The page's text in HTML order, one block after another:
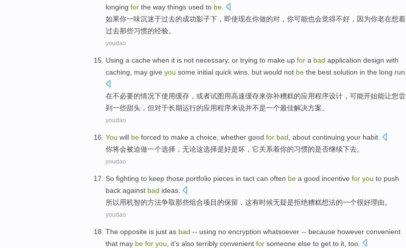
longing for the way things used to be.
如果你一味沉迷于过去的成功影子下，即使现在你做的对，你可能也会觉得不好 ， 因为你老在想着
过去那些习惯的经验。
youdao
Using a cache when it is not necessary, or trying to make up for a bad application design with
caching
may give you some initial quick wins but would not be the best solution in the long run
在不必要的情况下使用缓存 ， 或者试图 用高速缓存来弥补糟糕的应用程序设计 ， 可能开始能让您尝
到一些甜头， 但对于长期运行的应用程序来说并不是一个最佳解决方案。
youdao
You will be forced to make a choice whether good for bad , about continuing your habit
你将会被迫做一个选择 ， 无论这选择是好是坏 ，它关系着你的习惯的是否继续下去。
youdao
So fighting to keep those portfolio pieces in tact can often be a good incentive for you to push
back against bad ideas
所以 用机智的方法争取那些组合项目的保留 ，这有时候无疑是拒绝糟糕想法的一个很好理由。
youdao
The opposite is just as bad -- using no encryption whatsoever -- because however convenient
that may be for you , it's also terribly convenient for someone else to get to it, too